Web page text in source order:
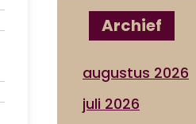
Archief
augustus 2026
juli 2026